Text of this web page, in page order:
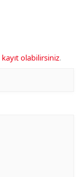
kayıt olabilirsiniz.